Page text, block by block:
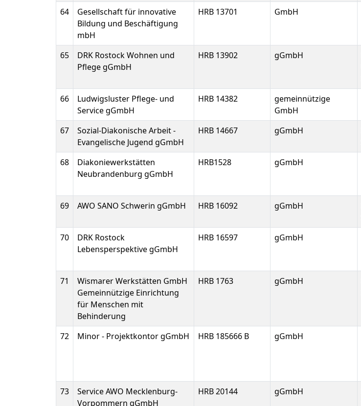
64
Gesellschaft für innovative
Bildung und Beschäftigung
mbH
HRB 13701 GmbH
65
DRK Rostock Wohnen und
Pflege gGmbH
HRB 13902 gGmbH
66
Ludwigsluster Pflege- und
Service gGmbH
HRB 14382
gemeinnützige
GmbH
67
Sozial-Diakonische Arbeit -
Evangelische Jugend gGmbH
HRB 14667 gGmbH
68
Diakoniewerkstätten
Neubrandenburg gGmbH
HRB1528 gGmbH
69 AWO SANO Schwerin gGmbH HRB 16092 gGmbH
70
DRK Rostock
Lebensperspektive gGmbH
HRB 16597 gGmbH
71
Wismarer Werkstätten GmbH
Gemeinnützige Einrichtung
für Menschen mit
Behinderung
HRB 1763 gGmbH
72 Minor - Projektkontor gGmbH HRB 185666 B gGmbH
73
Service AWO Mecklenburg-
Vorpommern gGmbH
HRB 20144 gGmbH